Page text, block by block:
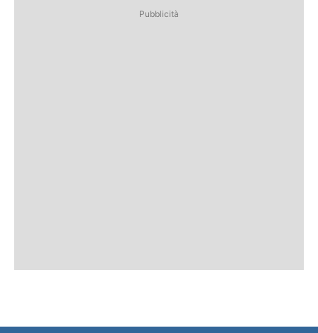
Pubblicità